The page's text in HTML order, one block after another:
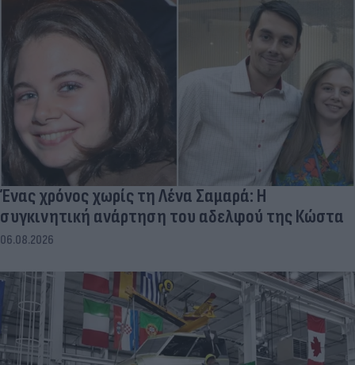
Ένας χρόνος χωρίς τη Λένα Σαμαρά: Η
συγκινητική ανάρτηση του αδελφού της Κώστα
06.08.2026